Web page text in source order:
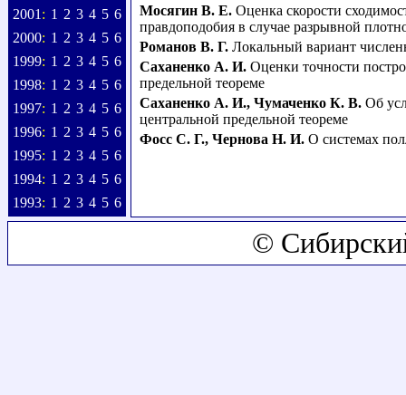
2001 : 1 2 3 4 5 6
2000: 1 2 3 4 5 6
1999: 1 2 3 4 5 6
1998: 1 2 3 4 5 6
1997: 1 2 3 4 5 6
1996: 1 2 3 4 5 6
1995: 1 2 3 4 5 6
1994: 1 2 3 4 5 6
1993: 1 2 3 4 5 6
Мосягин В. Е. Оценка скорости
правдоподобия в случае разрывной
Романов В. Г. Локальный вариант
Саханенко А. И. Оценки точности
предельной теореме
Саханенко А. И., Чумаченко К. В. Об
центральной предельной теореме
Фосс С. Г., Чернова Н. И. О системах
©